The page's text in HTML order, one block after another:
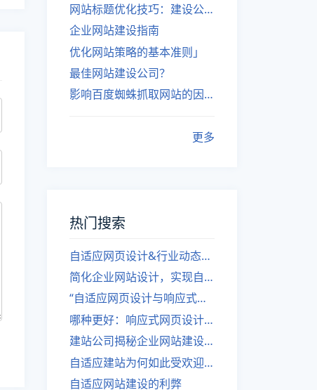
网站标题优化技巧：建设公司的专业指导
企业网站建设指南
优化网站策略的基本准则」
最佳网站建设公司？
影响百度蜘蛛抓取网站的因素有哪些？
更多
热门搜索
自适应网页设计&行业动态，关注建站。
简化企业网站设计，实现自适应设计的方法
“自适应网页设计与响应式网站建设的异同”
哪种更好：响应式网页设计还是自适应网站？
建站公司揭秘企业网站建设核心原则
自适应建站为何如此受欢迎？
自适应网站建设的利弊